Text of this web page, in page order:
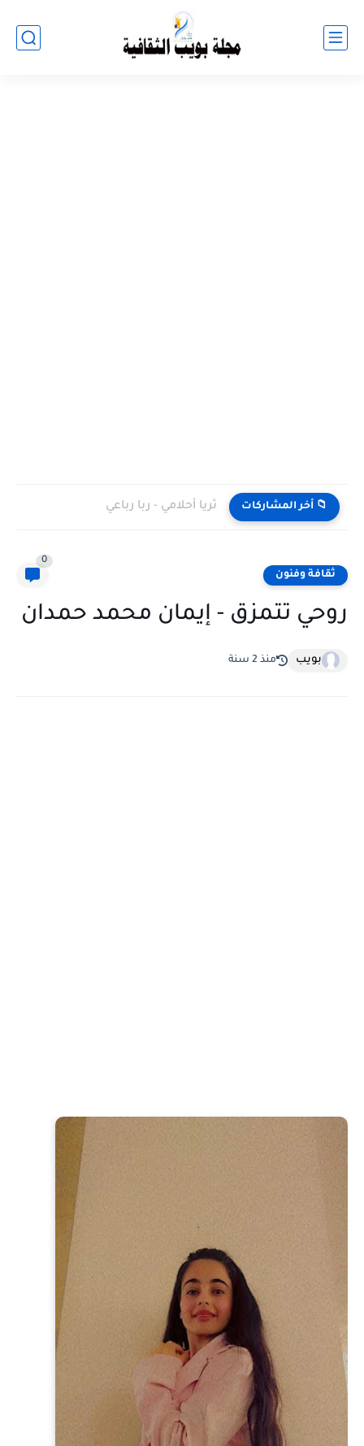
📁 أخر المشاركات ثريا أحلامي - ربا رباعي
ثقافة وفنون
0
روحي تتمزق - إيمان محمد حمدان
بويب منذ 2 سنة